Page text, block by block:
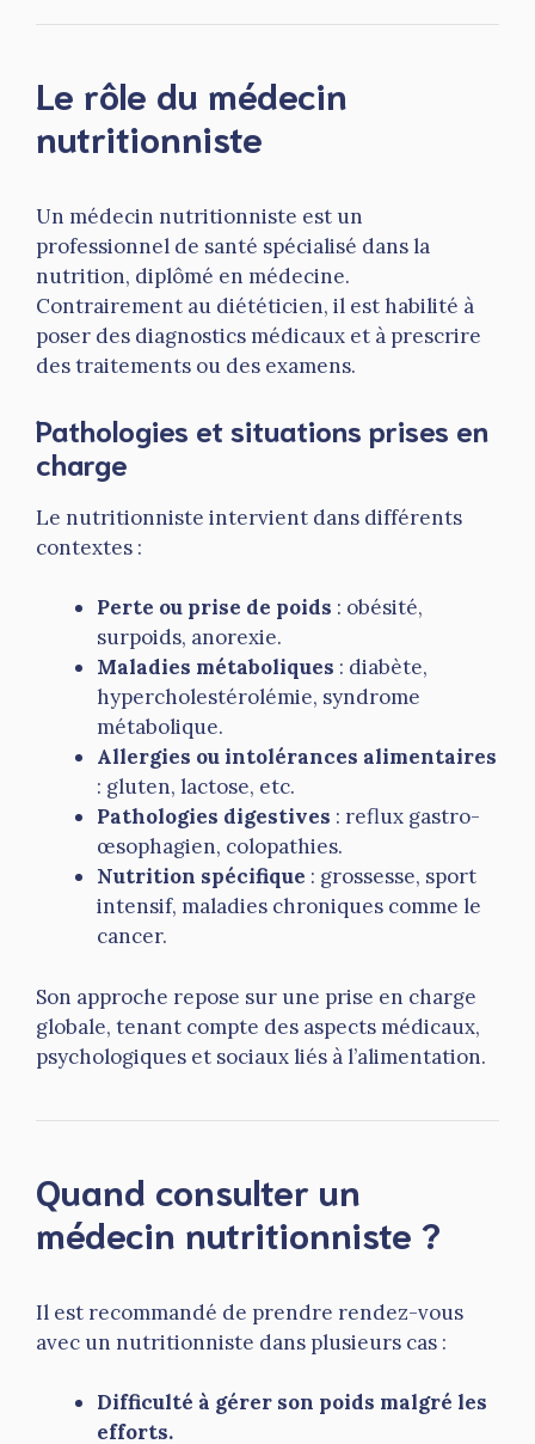
Le rôle du médecin
nutritionniste
Un médecin nutritionniste est un
professionnel de santé spécialisé dans la
nutrition, diplômé en médecine.
Contrairement au diététicien, il est habilité à
poser des diagnostics médicaux et à prescrire
des traitements ou des examens.
Pathologies et situations prises en
charge
Le nutritionniste intervient dans différents
contextes :
Perte ou prise de poids : obésité,
surpoids, anorexie.
Maladies métaboliques : diabète,
hypercholestérolémie, syndrome
métabolique.
Allergies ou intolérances alimentaires
: gluten, lactose, etc.
Pathologies digestives : reflux gastro-
œsophagien, colopathies.
Nutrition spécifique : grossesse, sport
intensif, maladies chroniques comme le
cancer.
Son approche repose sur une prise en charge
globale, tenant compte des aspects médicaux,
psychologiques et sociaux liés à l’alimentation.
Quand consulter un
médecin nutritionniste ?
Il est recommandé de prendre rendez-vous
avec un nutritionniste dans plusieurs cas :
Difficulté à gérer son poids malgré les
efforts.